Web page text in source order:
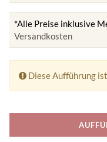
*Alle Preise inklusive
Versandkosten
Diese Aufführung